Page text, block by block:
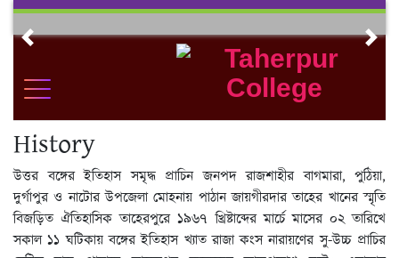
Skip
contentPrevious
History
উত্তর বঙ্গের ইতিহাস সমৃদ্ধ প্রাচিন জনপদ রাজশাহীর বাগমারা, পুঠিয়া,
দুর্গাপুর ও নাটোর উপজেলা মোহনায় পাঠান জায়গীরদার তাহের খানের স্মৃতি
বিজড়িত ঐতিহাসিক তাহেরপুরে ১৯৬৭ খ্রিষ্টাব্দের মার্চে মাসের ০২ তারিখে
সকাল ১১ ঘটিকায় বঙ্গের ইতিহাস খ্যাত রাজা কংস নারায়ণের সু-উচ্চ প্রাচির